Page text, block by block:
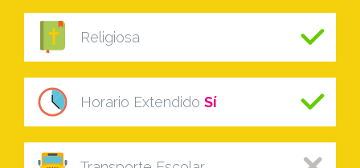
Religiosa
Horario Extendido Sí